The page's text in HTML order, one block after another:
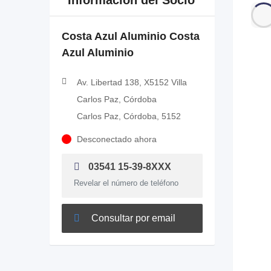
Costa Azul Aluminio Costa
Azul Aluminio
Av. Libertad 138, X5152 Villa
Carlos Paz, Córdoba
Carlos Paz, Córdoba, 5152
Desconectado ahora
03541 15-39-8XXX
Revelar el número de teléfono
Consultar por email